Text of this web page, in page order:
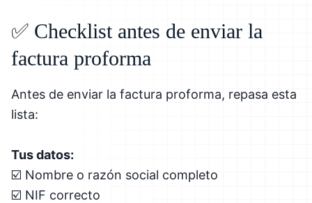
✅ Checklist antes de enviar la
factura proforma
Antes de enviar la factura proforma, repasa esta
lista:
Tus datos:
☑️ Nombre o razón social completo
☑️ NIF correcto